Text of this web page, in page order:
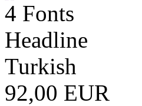
4 Fonts
Headline
Turkish
92,00 EUR